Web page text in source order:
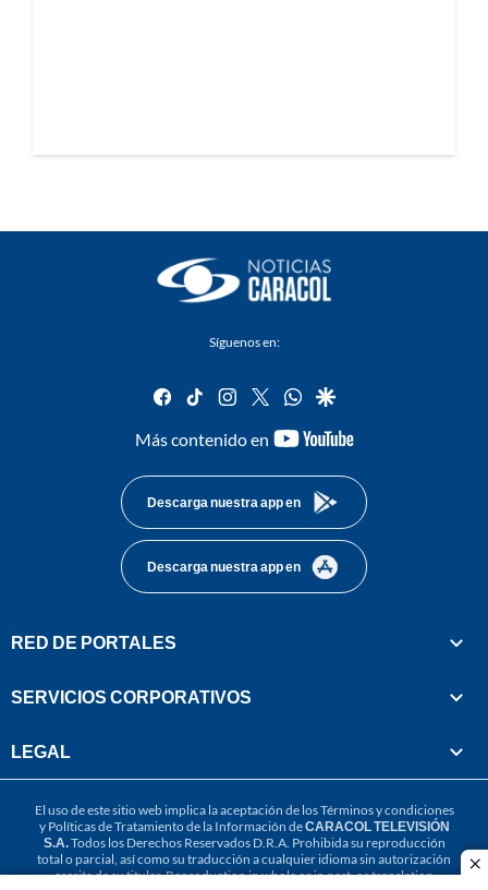
Síguenos en:
facebook
tiktok instagram
twitterwhatsapp
google
Más contenido en
youtube-
Descarga nuestra app en
Descarga nuestra app en
RED DE PORTALES
SERVICIOS CORPORATIVOS
LEGAL
El uso de este sitio web implica la aceptación de losTérminos y condiciones
y Políticas de Tratamiento de la Información deCARACOL TELEVISIÓN
S.A.Todos los Derechos Reservados D.R.A. Prohibida su reproducción
total o parcial, así como su traducción a cualquier idioma sin autorización
escrita de su titular. Reproduction in whole or in part, or translation